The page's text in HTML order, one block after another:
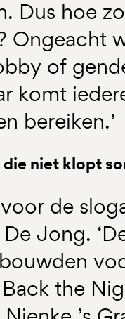
Dus hoe
Ongeacht
of
komt
bereiken.’
die niet klopt
de
Jong.
the